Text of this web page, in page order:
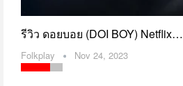
รีวิว ดอยบอย (DOI BOY) Netflix…
Folkplay Nov 24, 2023